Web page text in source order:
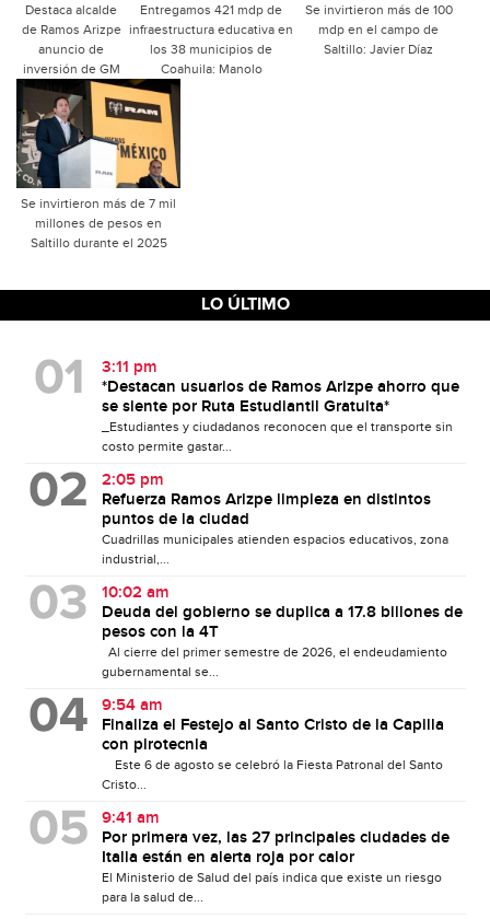
Destaca alcalde
de Ramos Arizpe
anuncio de
inversión de GM
Entregamos 421 mdp de
infraestructura educativa en
los 38 municipios de
Coahuila: Manolo
Se invirtieron más de 100
mdp en el campo de
Saltillo: Javier Díaz
Se invirtieron más de 7 mil
millones de pesos en
Saltillo durante el 2025
LO ÚLTIMO
3:11 pm
*Destacan usuarios de Ramos Arizpe ahorro que
se siente por Ruta Estudiantil Gratuita*
_Estudiantes y ciudadanos reconocen que el transporte sin
costo permite gastar...
2:05 pm
Refuerza Ramos Arizpe limpieza en distintos
puntos de la ciudad
Cuadrillas municipales atienden espacios educativos, zona
industrial,...
10:02 am
Deuda del gobierno se duplica a 17.8 billones de
pesos con la 4T
Al cierre del primer semestre de 2026, el endeudamiento
gubernamental se...
9:54 am
Finaliza el Festejo al Santo Cristo de la Capilla
con pirotecnia
Este 6 de agosto se celebró la Fiesta Patronal del Santo
Cristo...
9:41 am
Por primera vez, las 27 principales ciudades de
Italia están en alerta roja por calor
El Ministerio de Salud del país indica que existe un riesgo
para la salud de...